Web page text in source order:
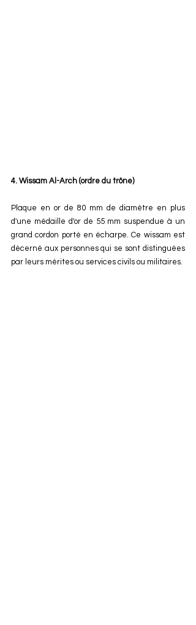
4. Wissam Al-Arch (ordre du trône)
Plaque en or de 80 mm de diamètre en plus
d'une médaille d'or de 55 mm suspendue à un
grand cordon porté en écharpe. Ce wissam est
décerné aux personnes qui se sont distinguées
par leurs mérites ou services civils ou militaires.